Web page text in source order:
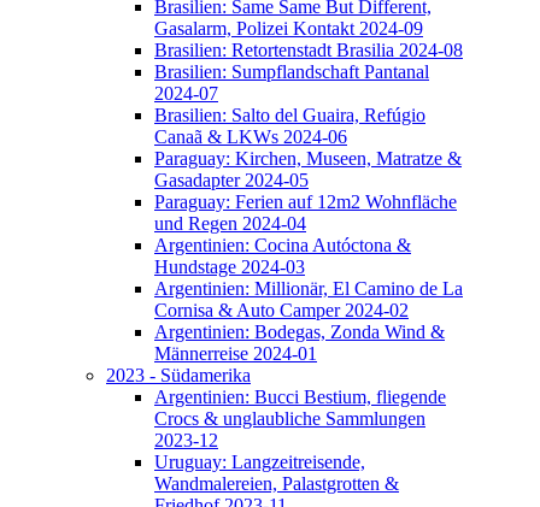
Brasilien: Same Same But Different,
Gasalarm, Polizei Kontakt 2024-09
Brasilien: Retortenstadt Brasilia 2024-08
Brasilien: Sumpflandschaft Pantanal
2024-07
Brasilien: Salto del Guaira, Refúgio
Canaã & LKWs 2024-06
Paraguay: Kirchen, Museen, Matratze &
Gasadapter 2024-05
Paraguay: Ferien auf 12m2 Wohnfläche
und Regen 2024-04
Argentinien: Cocina Autóctona &
Hundstage 2024-03
Argentinien: Millionär, El Camino de La
Cornisa & Auto Camper 2024-02
Argentinien: Bodegas, Zonda Wind &
Männerreise 2024-01
2023 - Südamerika
Argentinien: Bucci Bestium, fliegende
Crocs & unglaubliche Sammlungen
2023-12
Uruguay: Langzeitreisende,
Wandmalereien, Palastgrotten &